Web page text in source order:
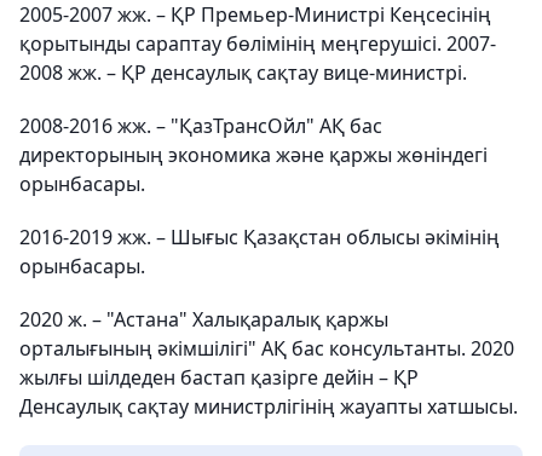
2005-2007 жж. – ҚР Премьер-Министрі Кеңсесінің
қорытынды сараптау бөлімінің меңгерушісі. 2007-
2008 жж. – ҚР денсаулық сақтау вице-министрі.
2008-2016 жж. – "ҚазТрансОйл" АҚ бас
директорының экономика және қаржы жөніндегі
орынбасары.
2016-2019 жж. – Шығыс Қазақстан облысы әкімінің
орынбасары.
2020 ж. – "Астана" Халықаралық қаржы
орталығының әкімшілігі" АҚ бас консультанты. 2020
жылғы шілдеден бастап қазірге дейін – ҚР
Денсаулық сақтау министрлігінің жауапты хатшысы.